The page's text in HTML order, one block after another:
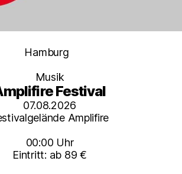
Kategorien
Hamburg
Musik
Festival
07.08.2026
Amplifire
00:00 Uhr
Eintritt: ab 89 €